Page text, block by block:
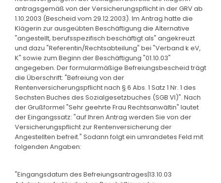
antragsgemäß von der Versicherungspflicht in der GRV ab
1.10.2003 (Bescheid vom 29.12.2003). Im Antrag hatte die
Klägerin zur ausgeübten Beschäftigung die Alternative
"angestellt, berufsspezifisch beschäftigt als" angekreuzt
und dazu "Referentin/Rechtsabteilung" bei "Verband k eV,
K" sowie zum Beginn der Beschäftigung "01.10.03"
angegeben. Der formularmäßige Befreiungsbescheid trägt
die Überschrift: "Befreiung von der
Rentenversicherungspflicht nach § 6 Abs. 1 Satz 1 Nr. 1 des
Sechsten Buches des Sozialgesetzbuches (SGB VI)". Nach
der Grußformel "Sehr geehrte Frau Rechtsanwältin" lautet
der Eingangssatz: "auf Ihren Antrag werden Sie von der
Versicherungspflicht zur Rentenversicherung der
Angestellten befreit." Sodann folgt ein umrandetes Feld mit
folgenden Angaben:
"Eingangsdatum des Befreiungsantrages|13.10.03